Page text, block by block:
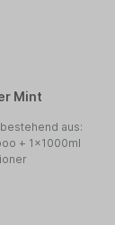
Lavender Mint
aus:
+ 1x1000ml